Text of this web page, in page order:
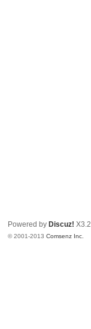
Powered by Discuz! X3.2
© 2001-2013Comsenz Inc.